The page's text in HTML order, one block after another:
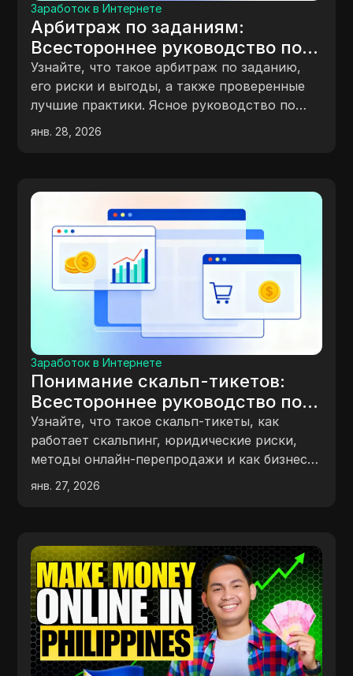
Заработок в Интернете
Арбитраж по заданиям:
Всестороннее руководство по
рискам, вознаграждениям и
лучшим практикам
Узнайте, что такое арбитраж по заданию,
его риски и выгоды, а также проверенные
лучшие практики. Ясное руководство по
безопасному заключению сделок и
уверенному масштабированию.
янв. 28, 2026
Заработок в Интернете
Понимание скальп-тикетов:
Всестороннее руководство по
скальпингу тикетов
Узнайте, что такое скальп-тикеты, как
работает скальпинг, юридические риски,
методы онлайн-перепродажи и как бизнесы
безопасно и эффективно управляют скальп-
тикетами.
янв. 27, 2026